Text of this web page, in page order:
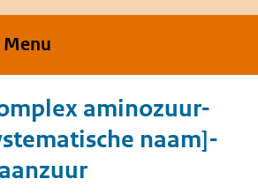
Menu
aminozuur-
naam]-